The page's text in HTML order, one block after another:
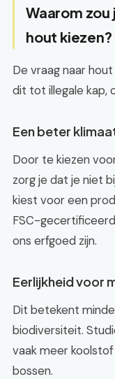
Waarom
hout kiezen?
De vraag naar
dit tot illegale kap,
Een beter
Door te kiezen
zorg je dat je niet
kiest voor een
FSC-
ons erfgoed zijn.
Eerlijkheid voor
Dit betekent
biodiversiteit.
vaak meer
bossen.